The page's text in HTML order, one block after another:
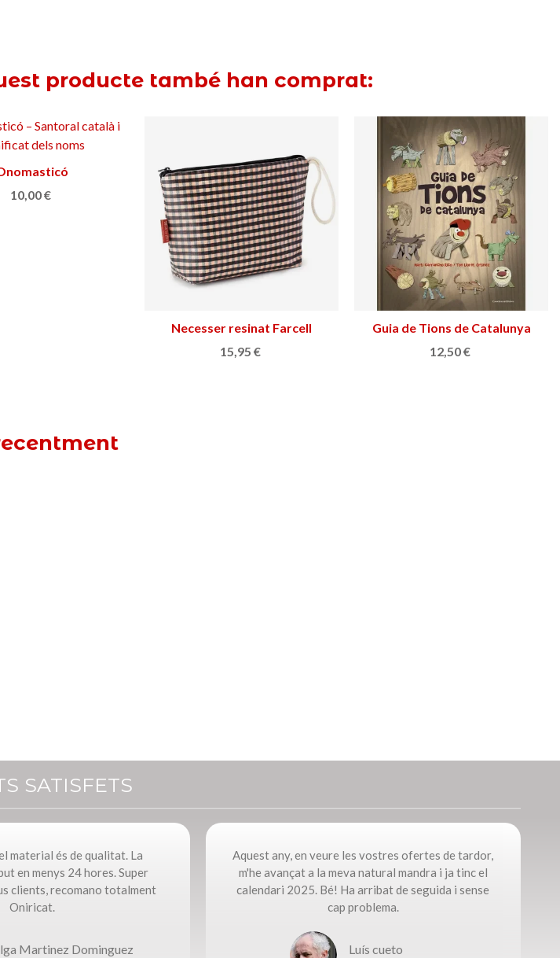
producte també han comprat:
Afegir a la cistella
10,00 €
Afegir a la cistella
Necesser resinat Farcell
15,95 €
Afegir a la cistella
Guia de Tions de Catalunya
12,50 €
SATISFETS
material és de qualitat. La
en menys 24 hores. Super
clients, recomano totalment
Oniricat.
Martinez Dominguez
Aquest any, en veure les vostres ofertes de tardor,
m'he avançat a la meva natural mandra i ja tinc el
calendari 2025. Bé! Ha arribat de seguida i sense
cap problema.​
Luís cueto